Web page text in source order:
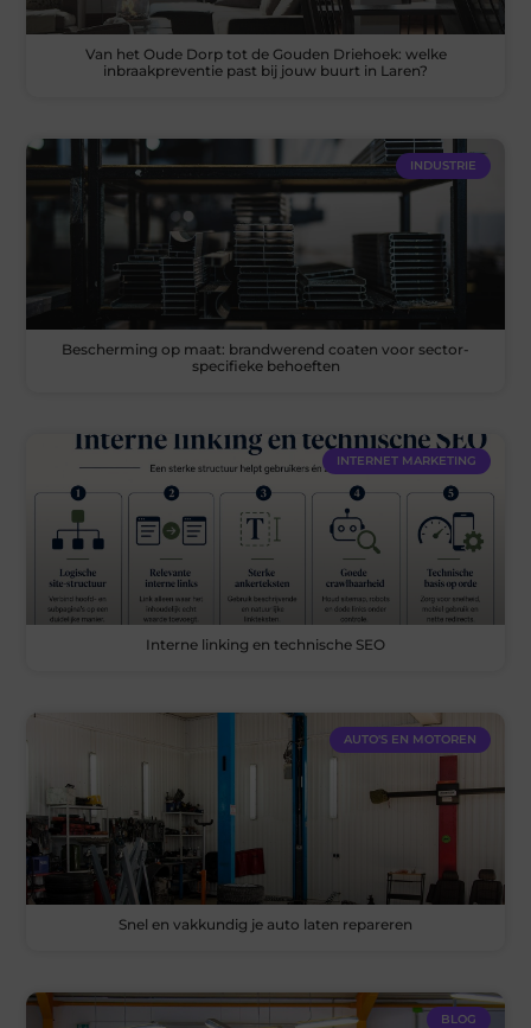
Van het Oude Dorp tot de Gouden Driehoek: welke
inbraakpreventie past bij jouw buurt in Laren?
INDUSTRIE
Bescherming op maat: brandwerend coaten voor sector-
specifieke behoeften
INTERNET MARKETING
Interne linking en technische SEO
AUTO'S EN MOTOREN
Snel en vakkundig je auto laten repareren
BLOG